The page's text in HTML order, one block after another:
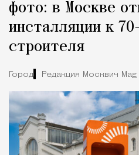
фото: в Москве
инсталляции к
строителя
Город Редакция Москвич Mag